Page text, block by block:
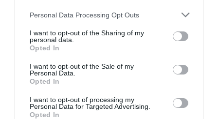
Personal Data Processing Opt Outs
I want to opt-out of the Sharing of my
personal data.
Opted In
I want to opt-out of the Sale of my
Personal Data.
Opted In
I want to opt-out of processing my
Personal Data for Targeted Advertising.
Opted In